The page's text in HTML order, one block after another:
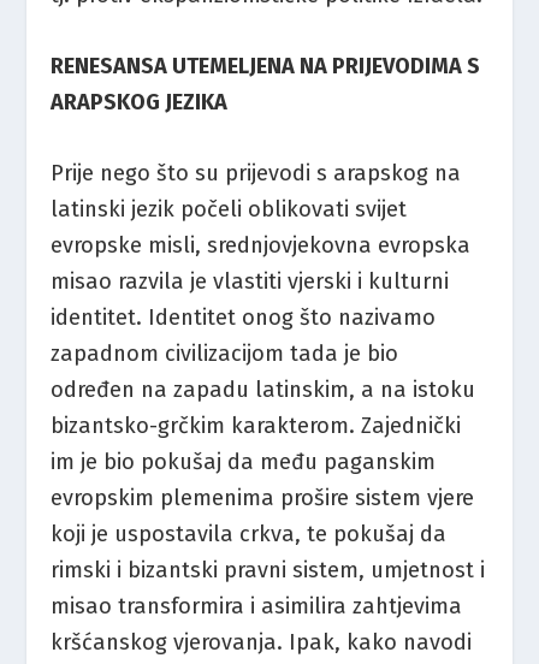
RENESANSA UTEMELJENA NA PRIJEVODIMA S
ARAPSKOG JEZIKA
Prije nego što su prijevodi s arapskog na
latinski jezik počeli oblikovati svijet
evropske misli, srednjovjekovna evropska
misao razvila je vlastiti vjerski i kulturni
identitet. Identitet onog što nazivamo
zapadnom civilizacijom tada je bio
određen na zapadu latinskim, a na istoku
bizantsko-grčkim karakterom. Zajednički
im je bio pokušaj da među paganskim
evropskim plemenima prošire sistem vjere
koji je uspostavila crkva, te pokušaj da
rimski i bizantski pravni sistem, umjetnost i
misao transformira i asimilira zahtjevima
kršćanskog vjerovanja. Ipak, kako navodi